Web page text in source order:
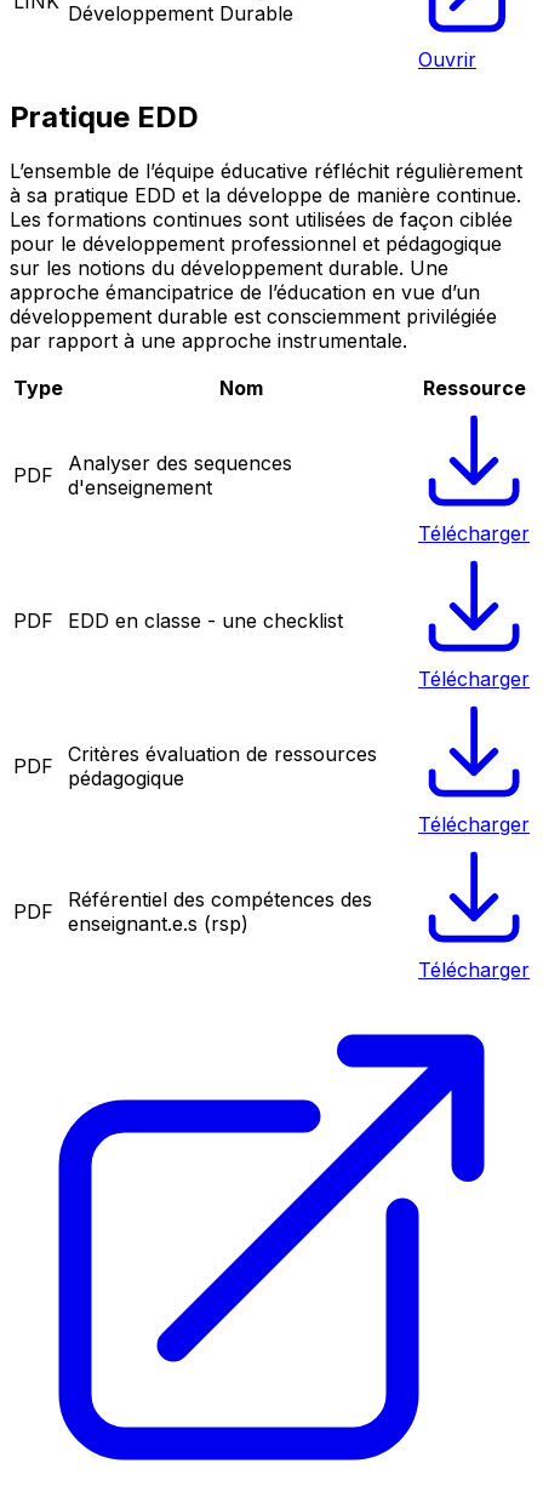
Développement Durable
Ouvrir
Pratique EDD
L’ensemble de l’équipe éducative réfléchit régulièrement
à sa pratique EDD et la développe de manière continue.
Les formations continues sont utilisées de façon ciblée
pour le développement professionnel et pédagogique
sur les notions du développement durable. Une
approche émancipatrice de l’éducation en vue d’un
développement durable est consciemment privilégiée
par rapport à une approche instrumentale.
Type
Nom Ressource
PDF
Analyser des sequences
d'enseignement
Télécharger
PDF EDD en classe - une checklist
Télécharger
PDF
Critères évaluation de ressources
pédagogique
Télécharger
PDF
Référentiel des compétences des
enseignant.e.s (rsp)
Télécharger